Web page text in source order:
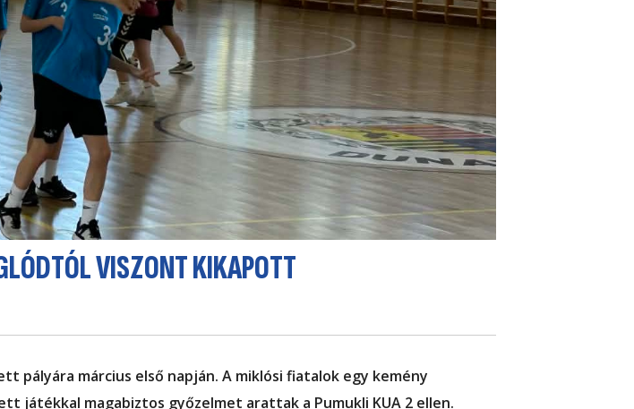
VISZONT KIKAPOTT
pályára március első napján. A miklósi fiatalok egy kemény
játékkal magabiztos győzelmet arattak a Pumukli KUA 2 ellen.